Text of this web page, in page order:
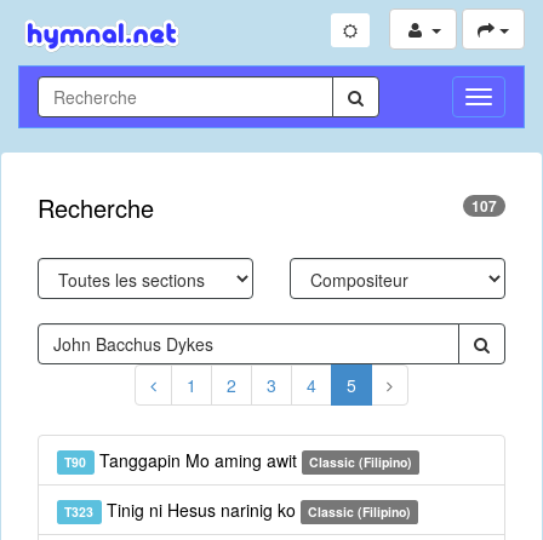
Toggle
Recherche 107
1 2 3 4 5
T90 Tanggapin Mo aming awit Classic (Filipino)
T323 Tinig ni Hesus narinig ko Classic (Filipino)